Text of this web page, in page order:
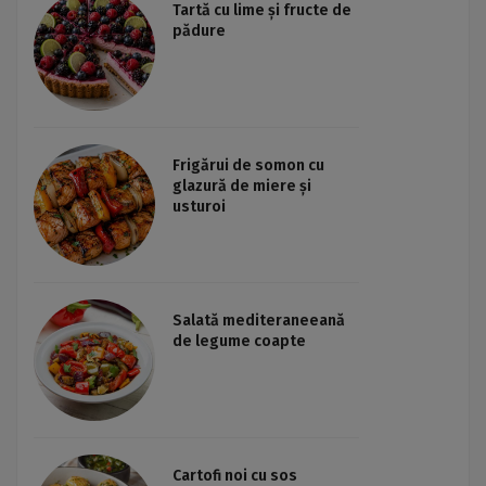
Tartă cu lime și fructe de
pădure
Frigărui de somon cu
glazură de miere și
usturoi
Salată mediteraneeană
de legume coapte
Cartofi noi cu sos